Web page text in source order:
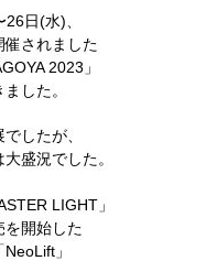
日(水)、
催されました
2023」
した。
したが、
盛況でした。
LIGHT」
を開始した
」